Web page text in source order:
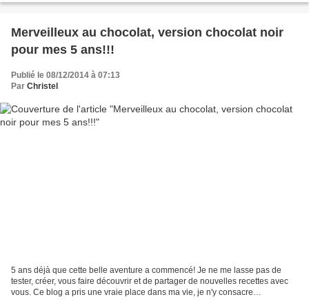
Merveilleux au chocolat, version chocolat noir
pour mes 5 ans!!!
Publié le 08/12/2014 à 07:13
Par Christel
5 ans déjà que cette belle aventure a commencé! Je ne me lasse pas de
tester, créer, vous faire découvrir et de partager de nouvelles recettes avec
vous. Ce blog a pris une vraie place dans ma vie, je n'y consacre